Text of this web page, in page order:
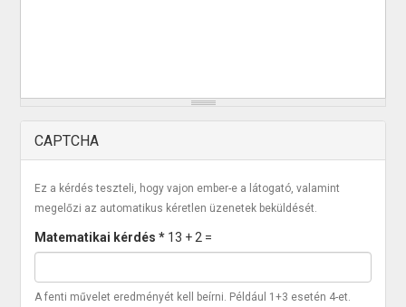
CAPTCHA
Ez a kérdés teszteli, hogy vajon ember-e a látogató, valamint
megelőzi az automatikus kéretlen üzenetek beküldését.
Matematikai kérdés* 13 + 2 =
A fenti művelet eredményét kell beírni. Például 1+3 esetén 4-et.